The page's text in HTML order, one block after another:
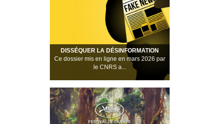
DISSÉQUER LA DÉSINFORMATION
Ce dossier mis en ligne en mars 2026 par
le CNRS a...